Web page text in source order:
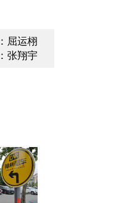
屈运栩
张翔宇